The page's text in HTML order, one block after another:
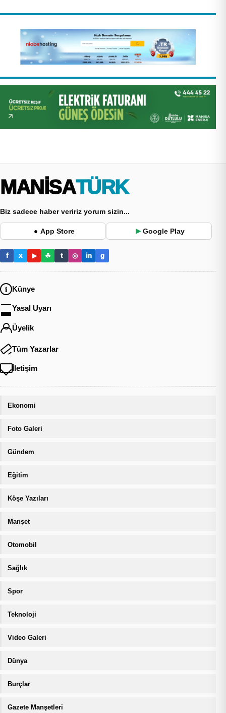
MANİSA TÜRK
Biz sadece haber veririz yorum sizin...
● App Store ▶ Google Play
f x ▶ ☘ t ◎ in g
Künye
Yasal Uyarı
Üyelik
Tüm Yazarlar
İletişim
Ekonomi
Foto Galeri
Gündem
Eğitim
Köşe Yazıları
Manşet
Otomobil
Sağlık
Spor
Teknoloji
Video Galeri
Dünya
Burçlar
Gazete Manşetleri